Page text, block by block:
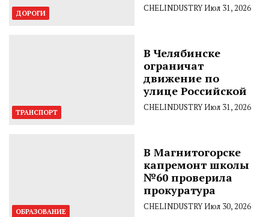
ДОРОГИ CHELINDUSTRYИюл 31, 2026
ТРАНСПОРТ
В Челябинске
ограничат
движение по
улице Российской
CHELINDUSTRYИюл 31, 2026
ОБРАЗОВАНИЕ
В Магнитогорске
капремонт школы
№60 проверила
прокуратура
CHELINDUSTRYИюл 30, 2026